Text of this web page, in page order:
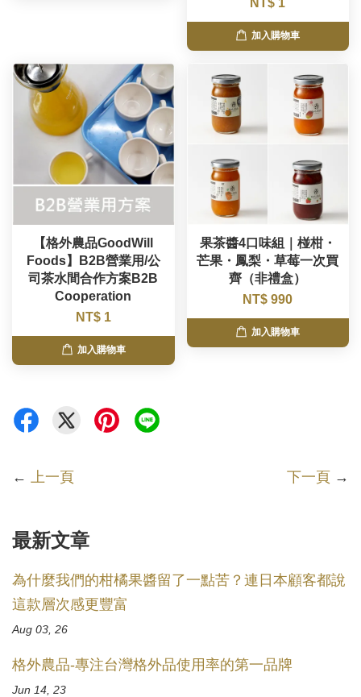
加入購物車
【格外農品GoodWill
Foods】B2B營業用/公
司茶水間合作方案B2B
Cooperation
NT$ 1
加入購物車
果茶醬4口味組｜椪柑・
芒果・鳳梨・草莓一次買
齊（非禮盒）
NT$ 990
加入購物車
← 上一頁 下一頁 →
最新文章
為什麼我們的柑橘果醬留了一點苦？連日本顧客都說
這款層次感更豐富
Aug 03, 26
格外農品-專注台灣格外品使用率的第一品牌
Jun 14, 23